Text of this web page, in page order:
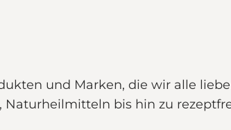
und Marken, die wir alle
Naturheilmitteln bis hin zu